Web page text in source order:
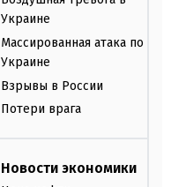
Украине
Массированная атака по
Украине
Взрывы в России
Потери врага
Новости экономики